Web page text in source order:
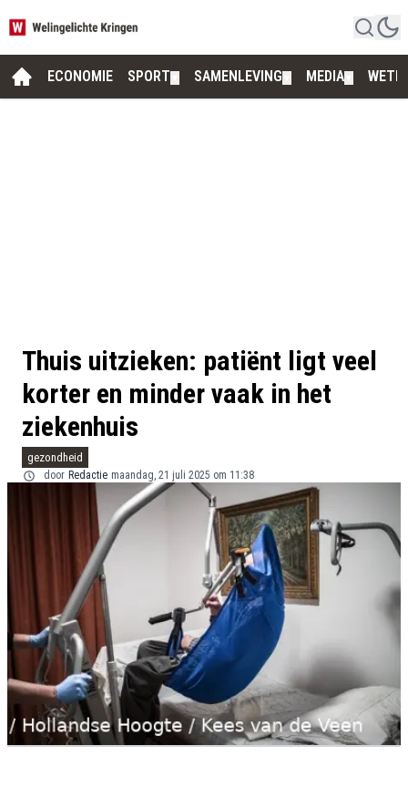
ECONOMIE SPORT SAMENLEVING MEDIA
Thuis uitzieken: patiënt ligt veel
korter en minder vaak in het
ziekenhuis
gezondheid
door Redactie maandag, 21 juli 2025 om 11:38